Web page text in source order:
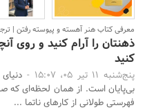
معرفی کتاب هنر آهسته و پیوسته رفتن |
ذهنتان را آرام کنید و روی
کنید
پنج‌شنبه 11 تیر 05، 15:07 -
بی‌پایان است. از همان لحظه‌ای که
فهرستی طولانی از کارهای ناتما ...